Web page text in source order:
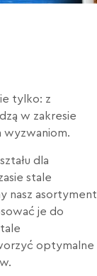
tylko: z
w zakresie
wyzwaniom.
dla
stale
nasz asortyment
je do
optymalne